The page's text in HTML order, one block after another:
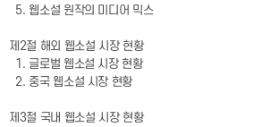
5. 웹소설 원작의 미디어 믹스
제2절 해외 웹소설 시장 현황
1. 글로벌 웹소설 시장 현황
2. 중국 웹소설 시장 현황
제3절 국내 웹소설 시장 현황